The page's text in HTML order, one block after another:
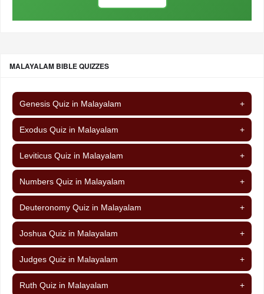
MALAYALAM BIBLE QUIZZES
Genesis Quiz in Malayalam +
Exodus Quiz in Malayalam +
Leviticus Quiz in Malayalam +
Numbers Quiz in Malayalam +
Deuteronomy Quiz in Malayalam +
Joshua Quiz in Malayalam +
Judges Quiz in Malayalam +
Ruth Quiz in Malayalam +